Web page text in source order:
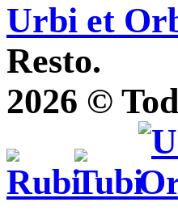
Urbi et
Resto.
2026 ©